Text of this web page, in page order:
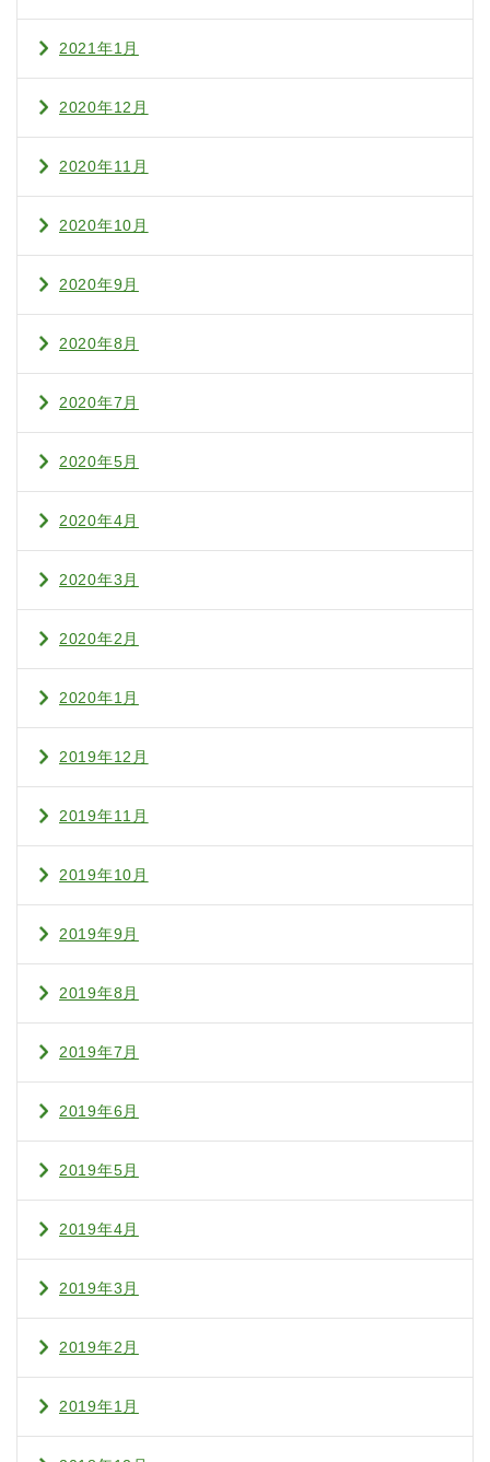
2021年1月
2020年12月
2020年11月
2020年10月
2020年9月
2020年8月
2020年7月
2020年5月
2020年4月
2020年3月
2020年2月
2020年1月
2019年12月
2019年11月
2019年10月
2019年9月
2019年8月
2019年7月
2019年6月
2019年5月
2019年4月
2019年3月
2019年2月
2019年1月